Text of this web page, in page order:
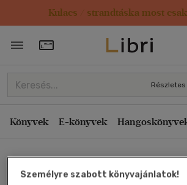
Kulacs / strandtáska most
Törzsvásárlói Kártya adatai
Könyvek E-könyvek
Ewan McKenzie
Rendezés
Kiadás éve szerint csökkenő
Ár szerint csökkenő
Eladott darabszám szerint csökkenő
Eladott darabszám szerint növekvő
Személyre szabott könyvajánlatok!